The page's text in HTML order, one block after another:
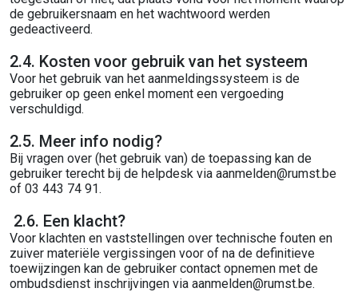
de gebruikersnaam en het wachtwoord werden
gedeactiveerd.
2.4. Kosten voor gebruik van het systeem
Voor het gebruik van het aanmeldingssysteem is de
gebruiker op geen enkel moment een vergoeding
verschuldigd.
2.5. Meer info nodig?
Bij vragen over (het gebruik van) de toepassing kan de
gebruiker terecht bij de helpdesk via aanmelden@rumst.be
of 03 443 74 91.
2.6. Een klacht?
Voor klachten en vaststellingen over technische fouten en
zuiver materiële vergissingen voor of na de definitieve
toewijzingen kan de gebruiker contact opnemen met de
ombudsdienst inschrijvingen via aanmelden@rumst.be.